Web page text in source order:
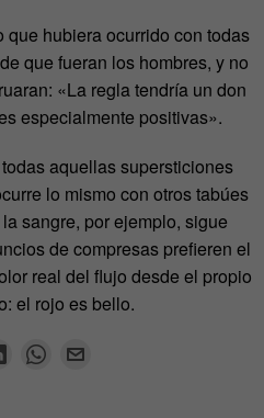
hubiera ocurrido con todas
que fueran los hombres, y no
«La regla tendría un don
especialmente positivas».
aquellas supersticiones
lo mismo con otros tabúes
sangre, por ejemplo, sigue
de compresas prefieren el
real del flujo desde el propio
el rojo es bello.